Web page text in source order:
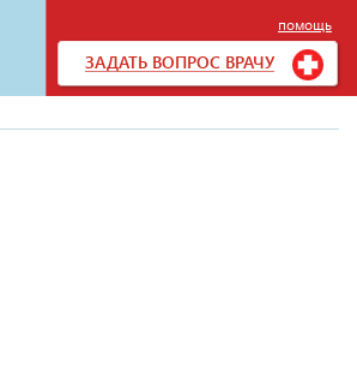
помощь
ЗАДАТЬ ВОПРОС ВРАЧУ